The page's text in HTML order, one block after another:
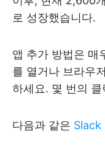
로 성장했습니다.
앱 추가 방법은 매
를 열거나 브라우
하세요. 몇 번의
다음과 같은 Slack